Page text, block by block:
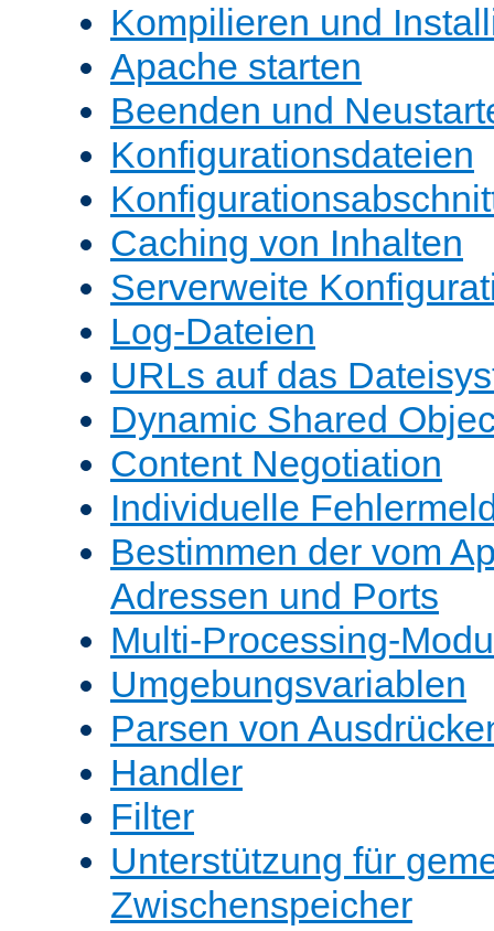
Kompilieren und
Apache starten
Beenden und
Konfigurationsdateien
Caching von Inhalten
Serverweite
Log-Dateien
URLs auf das
Dynamic Shared
Content Negotiation
Individuelle
Bestimmen der vom
Adressen und Ports
Multi-Processing-
Umgebungsvariablen
Parsen von
Handler
Filter
Unterstützung für
Zwischenspeicher